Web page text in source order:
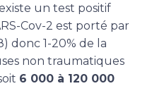
un test positif
Cov-2 est porté par
donc 1-20% de la
non traumatiques
6 000 à 120 000